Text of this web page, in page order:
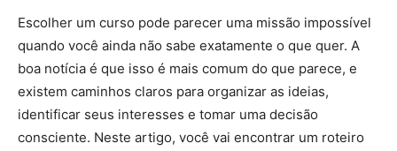
Escolher um curso pode parecer uma missão impossível
quando você ainda não sabe exatamente o que quer. A
boa notícia é que isso é mais comum do que parece, e
existem caminhos claros para organizar as ideias,
identificar seus interesses e tomar uma decisão
consciente. Neste artigo, você vai encontrar um roteiro